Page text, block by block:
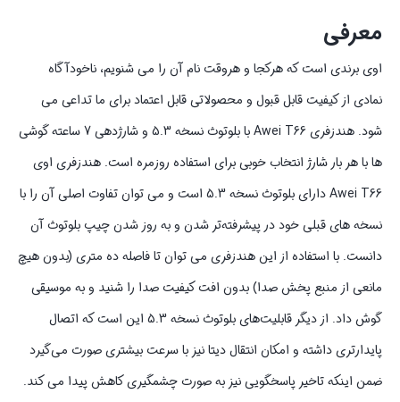
معرفی
اوی برندی است که هرکجا و هروقت نام آن را می شنویم، ناخودآگاه
نمادی از کیفیت قابل قبول و محصولاتی قابل اعتماد برای ما تداعی می
شود. هندزفری Awei T66 با بلوتوث نسخه 5.3 و شارژدهی 7 ساعته گوشی
ها با هر بار شارژ انتخاب خوبی برای استفاده روزمره است. هندزفری اوی
Awei T66 دارای بلوتوث نسخه 5.3 است و می توان تفاوت اصلی آن را با
نسخه های قبلی خود در پیشرفته‌تر شدن و به روز شدن چیپ بلوتوث آن
دانست. با استفاده از این هندزفری می توان تا فاصله ده متری (بدون هیچ
مانعی از منبع پخش صدا) بدون افت کیفیت صدا را شنید و به موسیقی
گوش داد. از دیگر قابلیت‌های بلوتوث نسخه 5.3 این است که اتصال
پایدارتری داشته و امکان انتقال دیتا نیز با سرعت بیشتری صورت می‌گیرد
ضمن اینکه تاخیر پاسخگویی نیز به صورت چشمگیری کاهش پیدا می کند.